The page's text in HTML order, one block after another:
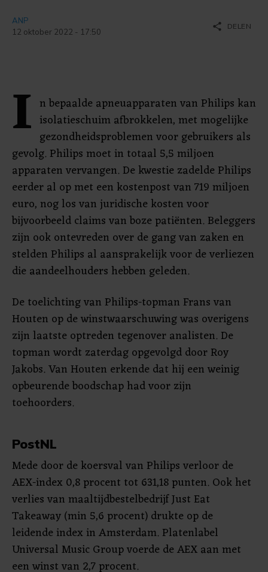
ANP
12 oktober 2022 - 17:50
share DELEN
I n bepaalde apneuapparaten van Philips kan
isolatieschuim afbrokkelen, met mogelijke
gezondheidsproblemen voor gebruikers als
gevolg. Philips moet in totaal 5,5 miljoen
apparaten vervangen. De kwestie zadelde Philips
eerder al op met een kostenpost van 719 miljoen
euro, nog los van juridische kosten voor
bijvoorbeeld claims van boze patiënten. Beleggers
zijn ook ontevreden over de gang van zaken en
stelden Philips al aansprakelijk voor de verliezen
die aandeelhouders hebben geleden.
De toelichting van Philips-topman Frans van
Houten op de winstwaarschuwing was overigens
zijn laatste optreden tegenover analisten. De
topman wordt zaterdag opgevolgd door Roy
Jakobs. Van Houten erkende dat hij een weinig
opbeurende boodschap had voor zijn
toehoorders.
PostNL
Mede door de koersval van Philips verloor de
AEX-index 0,8 procent tot 631,18 punten. Ook het
verlies van maaltijdbestelbedrijf Just Eat
Takeaway (min 5,6 procent) drukte op de
leidende index in Amsterdam. Platenlabel
Universal Music Group voerde de AEX aan met
een winst van 2,7 procent.